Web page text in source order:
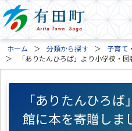
ホーム 分類から探す
子育て
「ありたんひろば」より小学校・
「ありたんひろ
館に本を寄贈しま